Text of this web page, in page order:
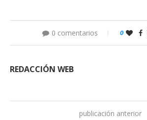
0 comentarios 0
REDACCIÓN WEB
publicación anterior